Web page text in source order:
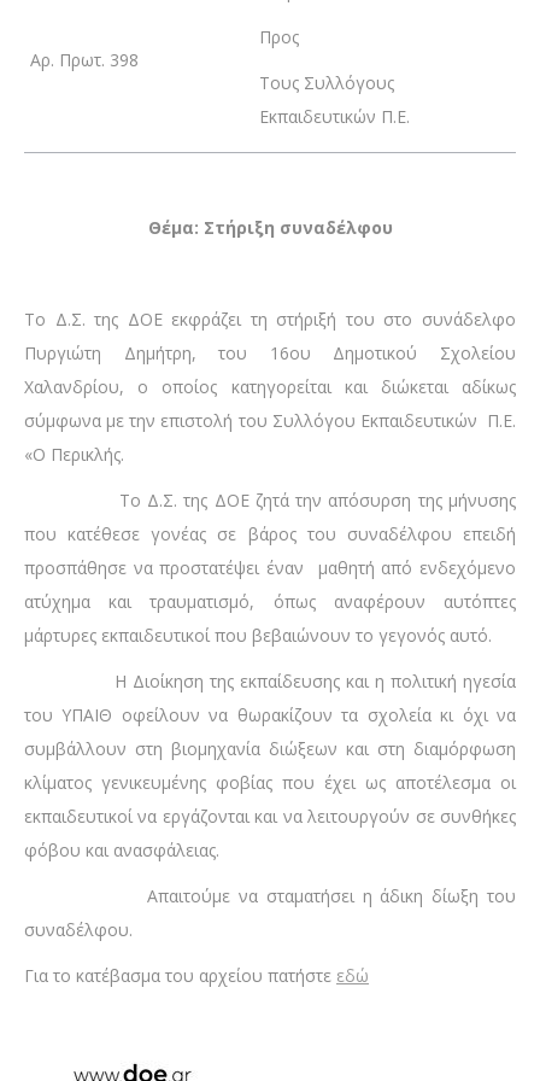
Αρ. Πρωτ. 398
Προς
Τους Συλλόγους
Εκπαιδευτικών Π.Ε.
Θέμα: Στήριξη συναδέλφου
Το Δ.Σ. της ΔΟΕ εκφράζει τη στήριξή του στο συνάδελφο
Πυργιώτη Δημήτρη, του 16ου Δημοτικού Σχολείου
Χαλανδρίου, ο οποίος κατηγορείται και διώκεται αδίκως
σύμφωνα με την επιστολή του Συλλόγου Εκπαιδευτικών Π.Ε.
«Ο Περικλής.
Το Δ.Σ. της ΔΟΕ ζητά την απόσυρση της μήνυσης
που κατέθεσε γονέας σε βάρος του συναδέλφου επειδή
προσπάθησε να προστατέψει έναν μαθητή από ενδεχόμενο
ατύχημα και τραυματισμό, όπως αναφέρουν αυτόπτες
μάρτυρες εκπαιδευτικοί που βεβαιώνουν το γεγονός αυτό.
Η Διοίκηση της εκπαίδευσης και η πολιτική ηγεσία
του ΥΠΑΙΘ οφείλουν να θωρακίζουν τα σχολεία κι όχι να
συμβάλλουν στη βιομηχανία διώξεων και στη διαμόρφωση
κλίματος γενικευμένης φοβίας που έχει ως αποτέλεσμα οι
εκπαιδευτικοί να εργάζονται και να λειτουργούν σε συνθήκες
φόβου και ανασφάλειας.
Απαιτούμε να σταματήσει η άδικη δίωξη του
συναδέλφου.
Για το κατέβασμα του αρχείου πατήστε εδώ